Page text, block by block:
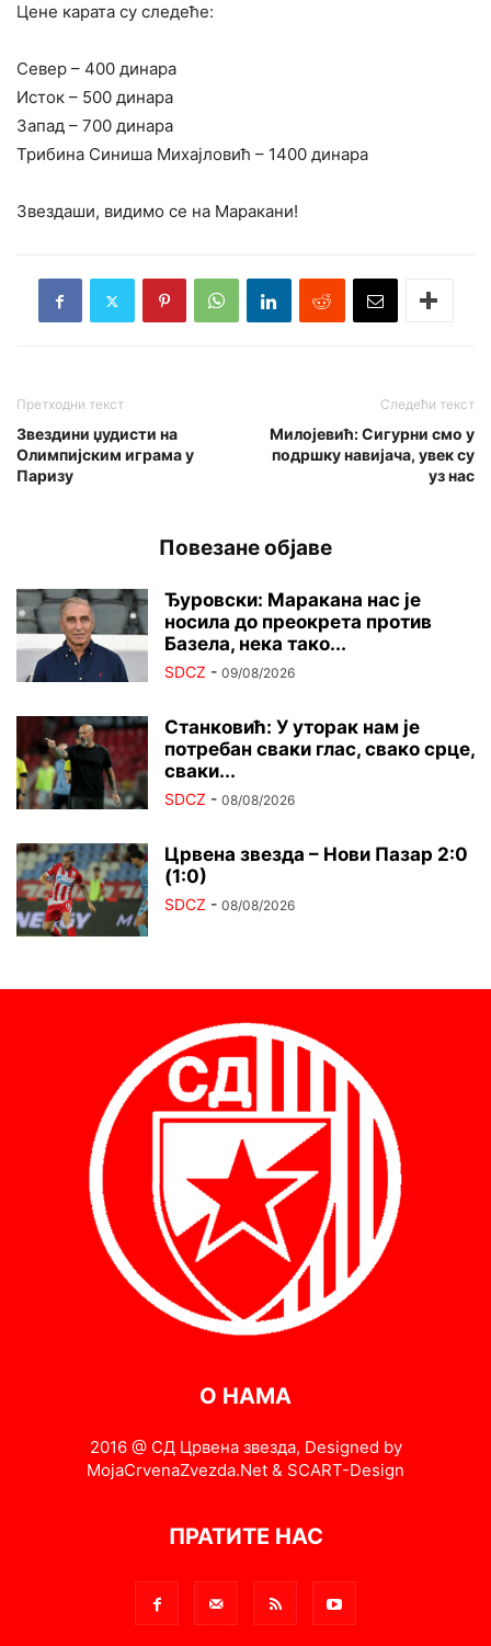
‍Цене карата су следеће:
‍Север – 400 динара
Исток – 500 динара
Запад – 700 динара
Трибина Синиша Михајловић – 1400 динара
‍Звездаши, видимо се на Маракани!
Претходни текст
Звездини џудисти на
Олимпијским играма у
Паризу
Следећи текст
Милојевић: Сигурни смо у
подршку навијача, увек су
уз нас
Повезане објаве
Ђуровски: Маракана нас је
носила до преокрета против
Базела, нека тако...
SDCZ - 09/08/2026
Станковић: У уторак нам је
потребан сваки глас, свако срце,
сваки...
SDCZ - 08/08/2026
Црвена звезда – Нови Пазар 2:0
(1:0)
SDCZ - 08/08/2026
О НАМА
2016 @ СД Црвена звезда, Designed by
MojaCrvenaZvezda.Net & SCART-Design
ПРАТИТЕ НАС